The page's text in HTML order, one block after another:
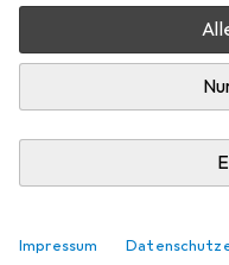
Impressum
Hobbs RH028381EU7
Kategorien
Kochbesteck